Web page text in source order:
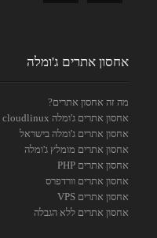
אחסון אתרים ג'ומלה
מה זה אחסון אתרים?
אחסון אתרים ג'ומלה cloudlinux
אחסון אתרים ג'ומלה בישראל
אחסון אתרים מומלץ ג'ומלה
אחסון אתרים PHP
אחסון אתרים וורדפרס
אחסון אתרים VPS
אחסון אתרים ללא הגבלה